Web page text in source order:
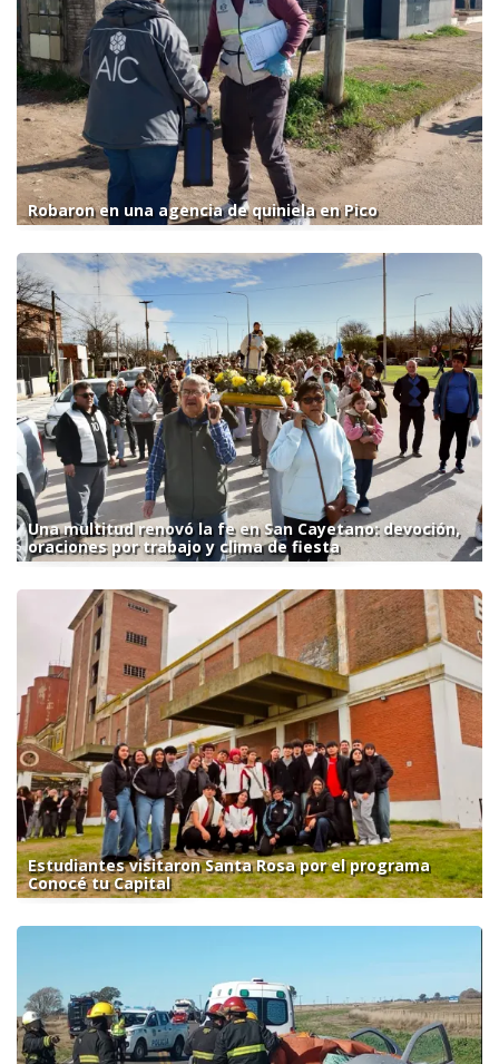
Robaron en una agencia de quiniela en Pico
Una multitud renovó la fe en San Cayetano: devoción,
oraciones por trabajo y clima de fiesta
Estudiantes visitaron Santa Rosa por el programa
Conocé tu Capital